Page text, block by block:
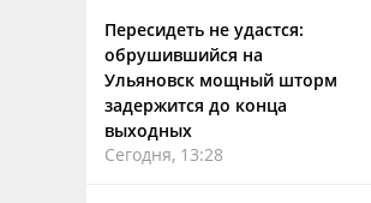
Пересидеть не удастся:
обрушившийся на
Ульяновск мощный шторм
задержится до конца
выходных
Сегодня, 13:28